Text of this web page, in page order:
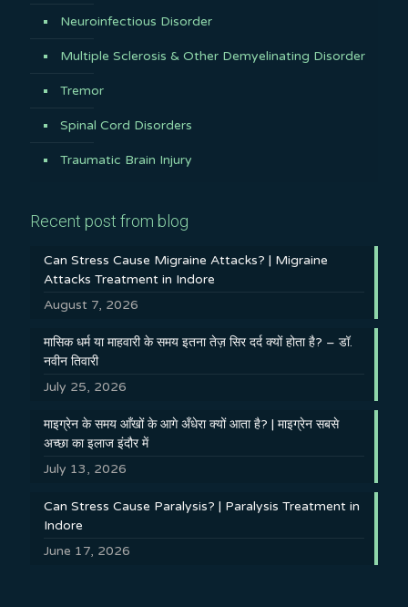
Neuroinfectious Disorder
Multiple Sclerosis & Other Demyelinating Disorder
Tremor
Spinal Cord Disorders
Traumatic Brain Injury
Recent post from blog
Can Stress Cause Migraine Attacks? | Migraine
Attacks Treatment in Indore
August 7, 2026
मासिक धर्म या माहवारी के समय इतना तेज़ सिर दर्द क्यों होता है? – डॉ.
नवीन तिवारी
July 25, 2026
माइग्रेन के समय आँखों के आगे अँधेरा क्यों आता है? | माइग्रेन सबसे
अच्छा का इलाज इंदौर में
July 13, 2026
Can Stress Cause Paralysis? | Paralysis Treatment in
Indore
June 17, 2026